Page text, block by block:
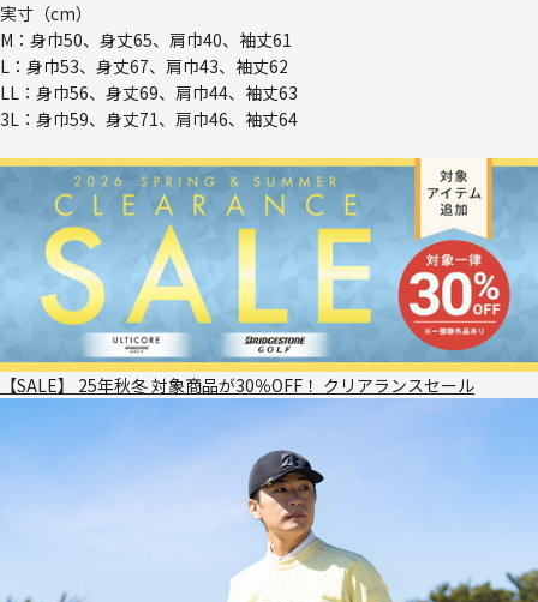
実寸（cm）
M：身巾50、身丈65、肩巾40、袖丈61
L：身巾53、身丈67、肩巾43、袖丈62
LL：身巾56、身丈69、肩巾44、袖丈63
3L：身巾59、身丈71、肩巾46、袖丈64
【SALE】 25年秋冬 対象商品が30％OFF！ クリアランスセール